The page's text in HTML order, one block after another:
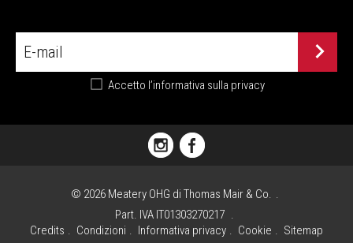
Accetto l’informativa sulla privacy
© 2026 Meatery OHG di Thomas Mair & Co.
Part. IVA IT01303270217
Credits
Condizioni Informativa privacy Cookie Sitemap